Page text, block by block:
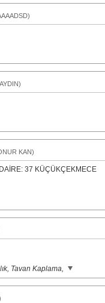
KAN)
37 KÜÇÜKÇEKMECE
Tavan Kaplama,